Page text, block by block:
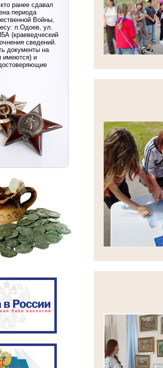
ранее сдавал
периода
Войны,
п.Одоев, ул.
(краеведческий
сведений.
документы на
имеются) и